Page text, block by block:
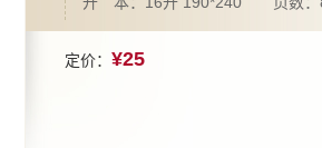
定价： ¥25